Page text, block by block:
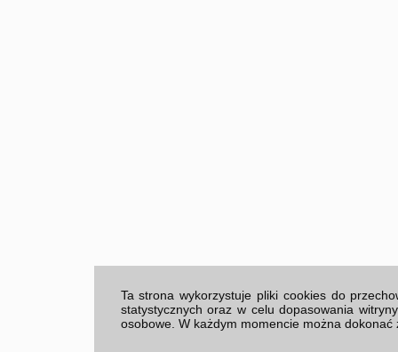
Ta strona wykorzystuje pliki cookies do
statystycznych oraz w celu dopasowania
osobowe. W każdym momencie można